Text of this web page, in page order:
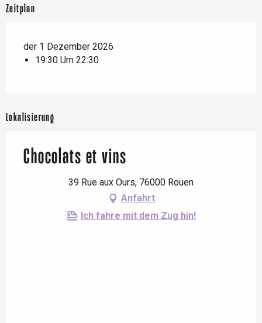
Zeitplan
der 1 Dezember 2026
19:30 Um 22:30
Lokalisierung
Chocolats et vins
39 Rue aux Ours, 76000 Rouen
Anfahrt
Ich fahre mit dem Zug hin!